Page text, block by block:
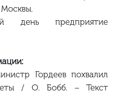
день предприятие
Гордеев похвалил
/ О. Бобб. – Текст